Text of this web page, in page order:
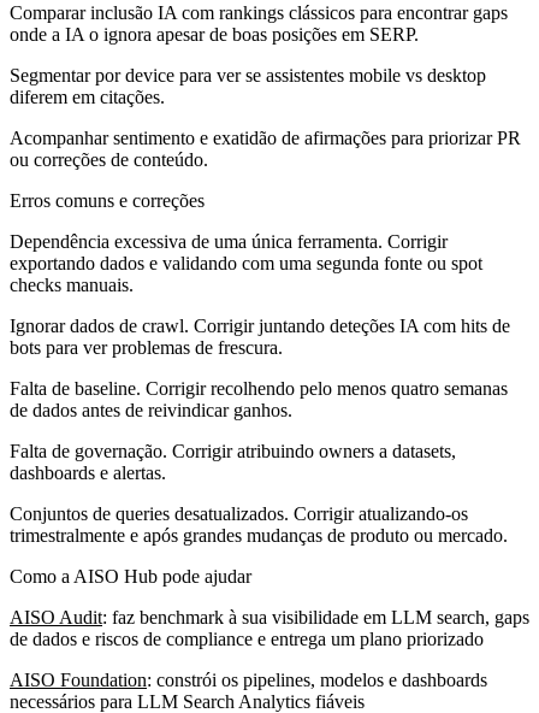
Comparar inclusão IA com rankings clássicos para encontrar gaps
onde a IA o ignora apesar de boas posições em SERP.
Segmentar por device para ver se assistentes mobile vs desktop
diferem em citações.
Acompanhar sentimento e exatidão de afirmações para priorizar PR
ou correções de conteúdo.
Erros comuns e correções
Dependência excessiva de uma única ferramenta. Corrigir
exportando dados e validando com uma segunda fonte ou spot
checks manuais.
Ignorar dados de crawl. Corrigir juntando deteções IA com hits de
bots para ver problemas de frescura.
Falta de baseline. Corrigir recolhendo pelo menos quatro semanas
de dados antes de reivindicar ganhos.
Falta de governação. Corrigir atribuindo owners a datasets,
dashboards e alertas.
Conjuntos de queries desatualizados. Corrigir atualizando-os
trimestralmente e após grandes mudanças de produto ou mercado.
Como a AISO Hub pode ajudar
AISO Audit: faz benchmark à sua visibilidade em LLM search, gaps
de dados e riscos de compliance e entrega um plano priorizado
AISO Foundation: constrói os pipelines, modelos e dashboards
necessários para LLM Search Analytics fiáveis